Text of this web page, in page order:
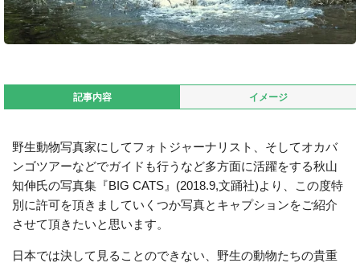
記事内容 イメージ
野生動物写真家にしてフォトジャーナリスト、そしてオカバ
ンゴツアーなどでガイドも行うなど多方面に活躍をする秋山
知伸氏の写真集『BIG CATS』(2018.9,文踊社)より、この度特
別に許可を頂きましていくつか写真とキャプションをご紹介
させて頂きたいと思います。
日本では決して見ることのできない、野生の動物たちの貴重